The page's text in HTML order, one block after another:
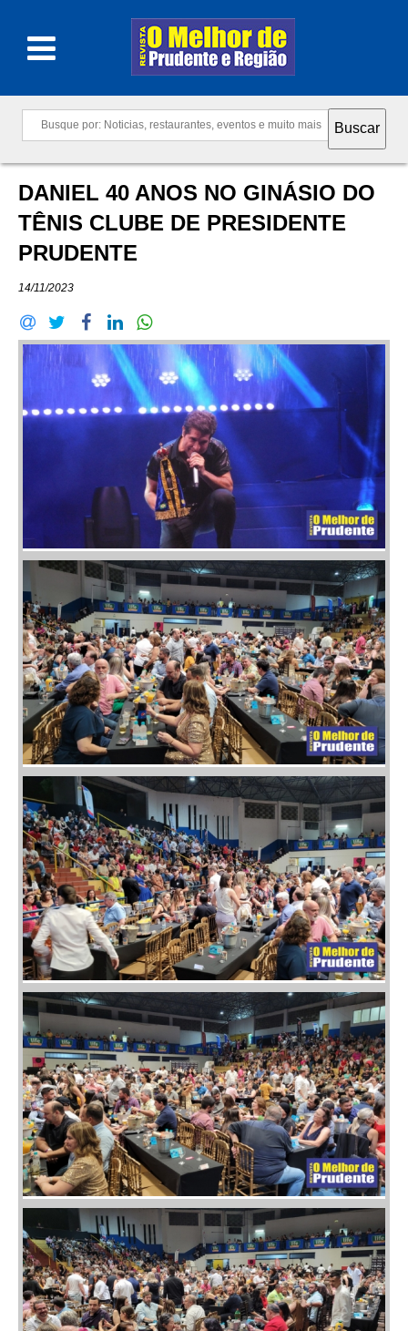
DANIEL 40 ANOS NO GINÁSIO DO
TÊNIS CLUBE DE PRESIDENTE
PRUDENTE
14/11/2023